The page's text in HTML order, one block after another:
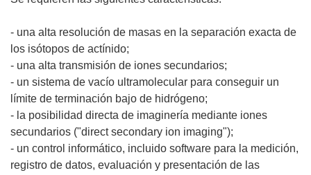
- una alta resolución de masas en la separación exacta de
los isótopos de actínido;
- una alta transmisión de iones secundarios;
- un sistema de vacío ultramolecular para conseguir un
límite de terminación bajo de hidrógeno;
- la posibilidad directa de imaginería mediante iones
secundarios ("direct secondary ion imaging");
- un control informático, incluido software para la medición,
registro de datos, evaluación y presentación de las